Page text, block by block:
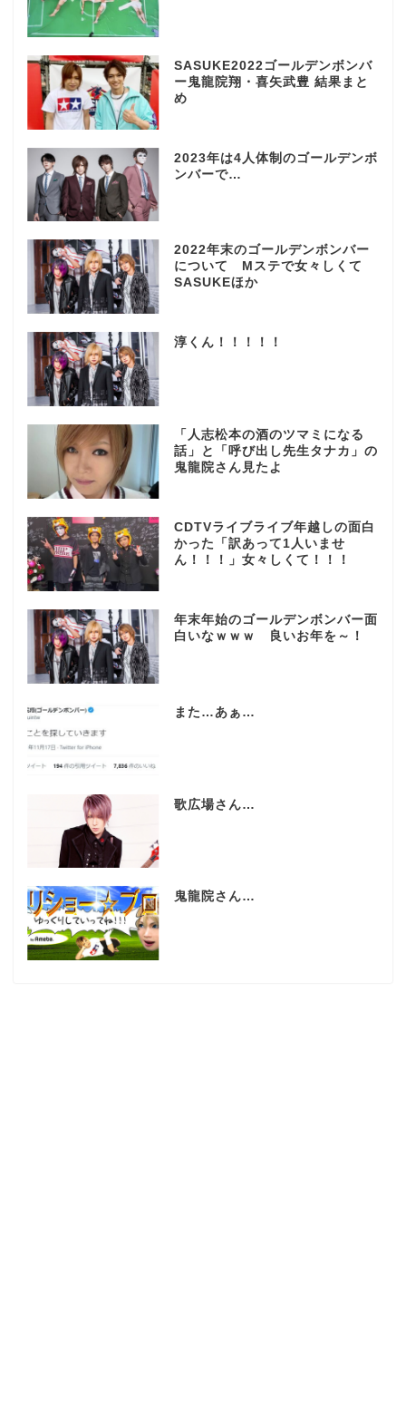
SASUKE2022ゴールデンボンバ
ー鬼龍院翔・喜矢武豊 結果まと
め
2023年は4人体制のゴールデンボ
ンバーで…
2022年末のゴールデンボンバー
について Mステで女々しくて
SASUKEほか
淳くん！！！！！
「人志松本の酒のツマミになる
話」と「呼び出し先生タナカ」の
鬼龍院さん見たよ
CDTVライブライブ年越しの面白
かった「訳あって1人いませ
ん！！！」女々しくて！！！
年末年始のゴールデンボンバー面
白いなｗｗｗ 良いお年を～！
また…あぁ…
歌広場さん…
鬼龍院さん…